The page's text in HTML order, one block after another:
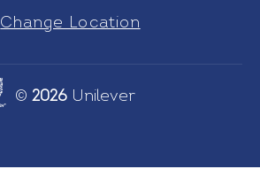
Change Location
© 2026 Unilever